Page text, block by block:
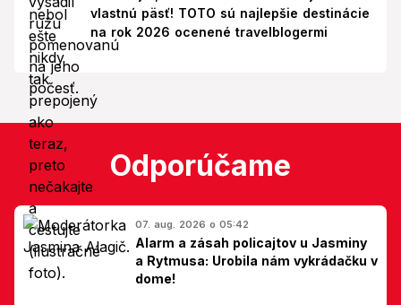
vlastnú päsť! TOTO sú najlepšie destinácie
na rok 2026 ocenené travelblogermi
Odporúčame
07. aug. 2026 o 05:42
Alarm a zásah policajtov u Jasminy
a Rytmusa: Urobila nám vykrádačku v
dome!